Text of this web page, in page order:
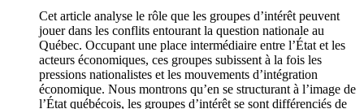
Cet article analyse le rôle que les groupes d’intérêt peuvent
jouer dans les conflits entourant la question nationale au
Québec. Occupant une place intermédiaire entre l’État et les
acteurs économiques, ces groupes subissent à la fois les
pressions nationalistes et les mouvements d’intégration
économique. Nous montrons qu’en se structurant à l’image de
l’État québécois, les groupes d’intérêt se sont différenciés de